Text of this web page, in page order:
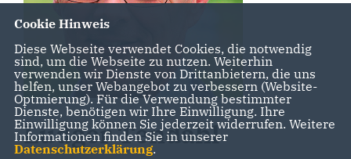
Ludger Tendahl
Cookie Hinweis
Diese Webseite verwendet Cookies, die notwendig
sind, um die Webseite zu nutzen. Weiterhin
verwenden wir Dienste von Drittanbietern, die uns
helfen, unser Webangebot zu verbessern (Website-
Optmierung). Für die Verwendung bestimmter
Dienste, benötigen wir Ihre Einwilligung. Ihre
Einwilligung können Sie jederzeit widerrufen. Weitere
Informationen finden Sie in unserer
Datenschutzerklärung.